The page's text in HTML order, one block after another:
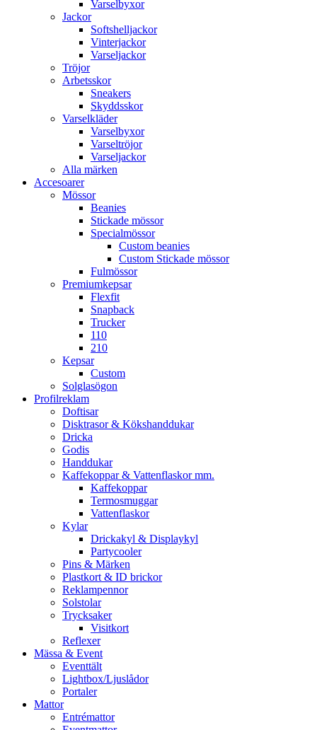
Varselbyxor
Jackor
Softshelljackor
Vinterjackor
Varseljackor
Tröjor
Arbetsskor
Sneakers
Skyddsskor
Varselkläder
Varselbyxor
Varseltröjor
Varseljackor
Alla märken
Accesoarer
Mössor
Beanies
Stickade mössor
Specialmössor
Custom beanies
Custom Stickade mössor
Fulmössor
Premiumkepsar
Flexfit
Snapback
Trucker
110
210
Kepsar
Custom
Solglasögon
Profilreklam
Doftisar
Disktrasor & Kökshanddukar
Dricka
Godis
Handdukar
Kaffekoppar & Vattenflaskor mm.
Kaffekoppar
Termosmuggar
Vattenflaskor
Kylar
Drickakyl & Displaykyl
Partycooler
Pins & Märken
Plastkort & ID brickor
Reklampennor
Solstolar
Trycksaker
Visitkort
Reflexer
Mässa & Event
Eventtält
Lightbox/Ljuslådor
Portaler
Mattor
Entrémattor